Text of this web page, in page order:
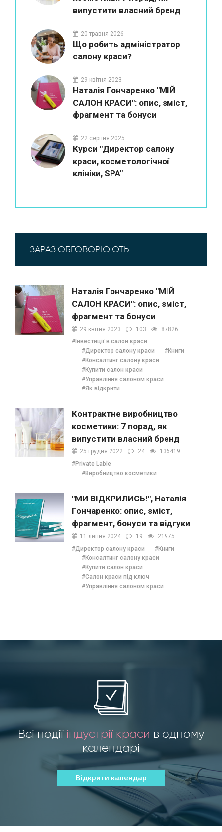
випустити власний бренд
20 травня 2026
Що робить адміністратор
салону краси?
29 квітня 2023
Наталія Гончаренко "МІЙ
САЛОН КРАСИ": опис, зміст,
фрагмент та бонуси
22 серпня 2025
Курси "Директор салону
краси, косметологічної
клініки, SPA"
ЗАРАЗ ОБГОВОРЮЮТЬ
Наталія Гончаренко "МІЙ
САЛОН КРАСИ": опис, зміст,
фрагмент та бонуси
29 квітня 2023 103
87826
#Інвестиції в салон краси
#Директор салону краси
#Книги
#Консалтинг салону краси
#Купити салон краси
#Управління салоном краси
#Як відкрити
Контрактне виробництво
косметики: 7 порад, як
випустити власний бренд
25 грудня 2022 24
136419
#Private Lable
#Виробництво косметики
"МИ ВІДКРИЛИСЬ!", Наталія
Гончаренко: опис, зміст,
фрагмент, бонуси та відгуки
11 липня 2024 19
21975
#Директор салону краси
#Книги
#Консалтинг салону краси
#Купити салон краси
#Салон краси під ключ
#Управління салоном краси
Всі події індустрії краси в одному
календарі
Відкрити календар